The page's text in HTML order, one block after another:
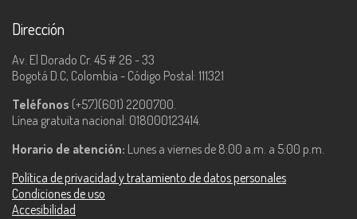
Dirección
Av. El Dorado Cr. 45 # 26 - 33
Bogotá D.C, Colombia - Código Postal: 111321
Teléfonos (+57)(601) 2200700.
Línea gratuita nacional: 018000123414.
Horario de atención: Lunes a viernes de 8:00 a.m. a 5:00 p.m.
Política de privacidad y tratamiento de datos personales
Condiciones de uso
Accesibilidad